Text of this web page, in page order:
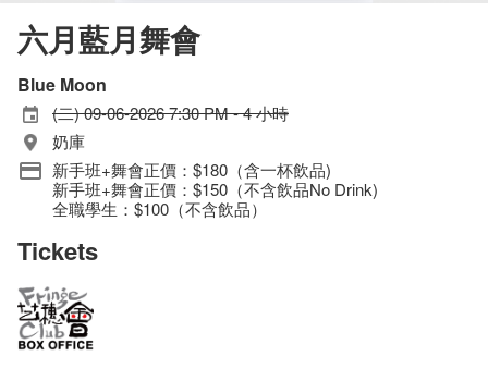
六月藍月舞會
Blue Moon
(二) 09-06-2026 7:30 PM - 4 小時
奶庫
新手班+舞會正價：$180（含一杯飲品)
新手班+舞會正價：$150（不含飲品No Drink)
全職學生：$100（不含飲品）
Tickets